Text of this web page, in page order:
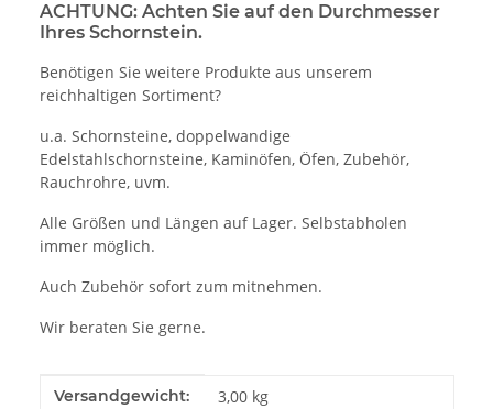
ACHTUNG: Achten Sie auf den Durchmesser
Ihres Schornstein.
Benötigen Sie weitere Produkte aus unserem
reichhaltigen Sortiment?
u.a. Schornsteine, doppelwandige
Edelstahlschornsteine, Kaminöfen, Öfen, Zubehör,
Rauchrohre, uvm.
Alle Größen und Längen auf Lager. Selbstabholen
immer möglich.
Auch Zubehör sofort zum mitnehmen.
Wir beraten Sie gerne.
Produkteigenschaft
Wert
Versandgewicht: 3,00 kg